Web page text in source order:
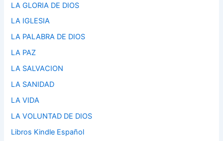
LA GLORIA DE DIOS
LA IGLESIA
LA PALABRA DE DIOS
LA PAZ
LA SALVACION
LA SANIDAD
LA VIDA
LA VOLUNTAD DE DIOS
Libros Kindle Español